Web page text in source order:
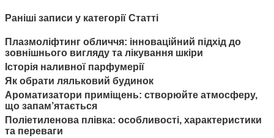
Раніші записи у категорії Статті
Плазмоліфтинг обличчя: інноваційний підхід до
зовнішнього вигляду та лікування шкіри
Історія наливної парфумерії
Як обрати ляльковий будинок
Ароматизатори приміщень: створюйте атмосферу,
що запам’ятається
Поліетиленова плівка: особливості, характеристики
та переваги